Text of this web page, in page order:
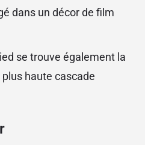
dans un décor de film
se trouve également la
haute cascade